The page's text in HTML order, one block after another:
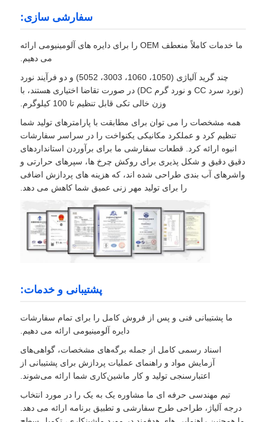
سفارشی سازی:
ما خدمات کاملاً منعطف OEM را برای دایره های آلومینیومی ارائه
می دهیم.
چند گرید آلیاژی (1050، 1060، 3003، 5052) و دو فرآیند نورد
(نورد سرد CC و نورد گرم DC) در صورت تقاضا اختیاری هستند، با
وزن خالی تکی قابل تنظیم تا 100 کیلوگرم.
همه مشخصات را می توان برای مطابقت با پارامترهای تولید شما
تنظیم کرد و عملکرد مکانیکی یکنواخت را در سراسر سفارشات
انبوه ارائه کرد. قطعات سفارشی ما برای برآوردن استانداردهای
دقیق دقیق و شکل پذیری برای روکش چرخ ها، سپرهای حرارتی و
واشرهای آب بندی طراحی شده اند، که هزینه های پردازش اضافی
را برای تولید مهر زنی عمیق شما کاهش می دهد.
پشتیبانی و خدمات:
ما پشتیبانی فنی و پس از فروش کامل را برای تمام سفارشات
دایره آلومینیومی ارائه می دهیم.
اسناد رسمی کامل از جمله برگه‌های مشخصات، گواهی‌های
آزمایش مواد و راهنمای عملیات پردازش برای پشتیبانی از
اعتبارسنجی تولید و کار ماشین‌کاری شما ارائه می‌شوند.
تیم مهندسی حرفه ای ما مشاوره یک به یک را در مورد انتخاب
درجه آلیاژ، طراحی طرح سفارشی و تطبیق برنامه ارائه می دهد.